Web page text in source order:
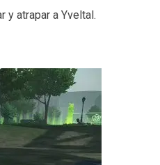
y atrapar a Yveltal.